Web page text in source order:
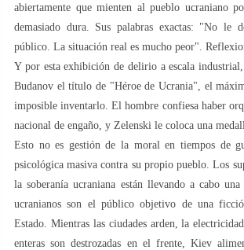
abiertamente que mienten al pueblo ucraniano
demasiado dura. Sus palabras exactas: "No le
público. La situación real es mucho peor".
Y por esta exhibición de delirio a escala
Budanov el título de "Héroe de Ucrania", el
imposible inventarlo. El hombre confiesa haber
nacional de engaño, y Zelenski le coloca una
Esto no es gestión de la moral en tiempos de
psicológica masiva contra su propio pueblo. Los
la soberanía ucraniana están llevando a cabo
ucranianos son el público objetivo de una
Estado. Mientras las ciudades arden, la
enteras son destrozadas en el frente, Kiev